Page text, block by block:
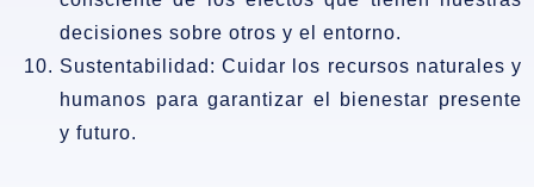
decisiones sobre otros y el entorno.
Sustentabilidad: Cuidar los recursos naturales y
humanos para garantizar el bienestar presente
y futuro.